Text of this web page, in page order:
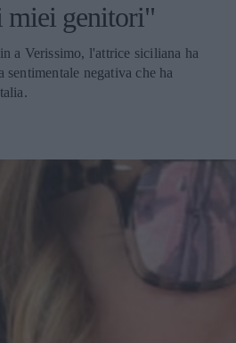
miei genitori"
a Verissimo, l'attrice siciliana ha
sentimentale negativa che ha